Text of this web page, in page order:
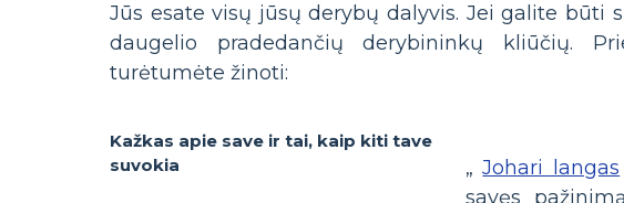
Jūs esate visų jūsų derybų dalyvis. Jei galite būti
daugelio pradedančių derybininkų kliūčių.
turėtumėte žinoti:
Kažkas apie save ir tai, kaip kiti tave
suvokia
„Johari langas
savęs